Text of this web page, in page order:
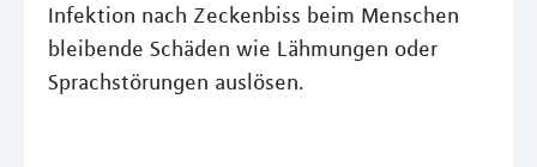
Infektion nach Zeckenbiss beim Menschen
bleibende Schäden wie Lähmungen oder
Sprachstörungen auslösen.